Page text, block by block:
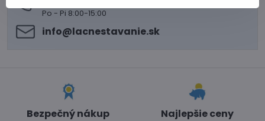
Po - Pi 8:00-15:00
info​@lacnestavanie​.sk
Bezpečný nákup Najlepšie ceny